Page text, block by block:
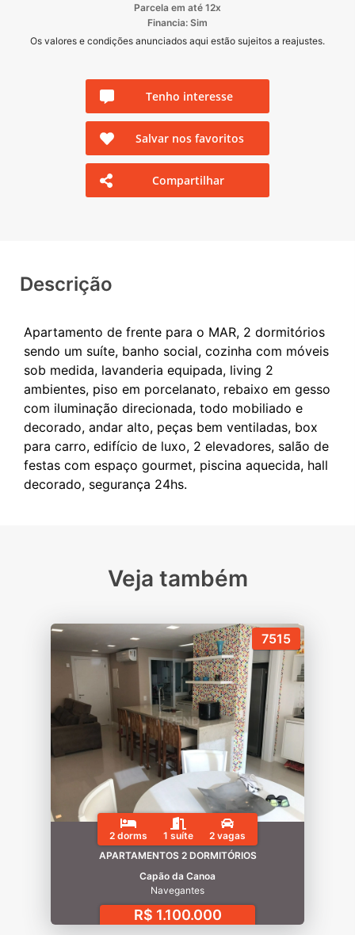
Parcela em até 12x
Financia: Sim
Os valores e condições anunciados aqui estão sujeitos a reajustes.
Tenho interesse
Salvar nos favoritos
Compartilhar
Descrição
Apartamento de frente para o MAR, 2 dormitórios
sendo um suíte, banho social, cozinha com móveis
sob medida, lavanderia equipada, living 2
ambientes, piso em porcelanato, rebaixo em gesso
com iluminação direcionada, todo mobiliado e
decorado, andar alto, peças bem ventiladas, box
para carro, edifício de luxo, 2 elevadores, salão de
festas com espaço gourmet, piscina aquecida, hall
Veja também
7515
2 dorms 1 suíte
2 vagas
APARTAMENTOS 2 DORMITÓRIOS
Capão da Canoa
Navegantes
R$ 1.100.000